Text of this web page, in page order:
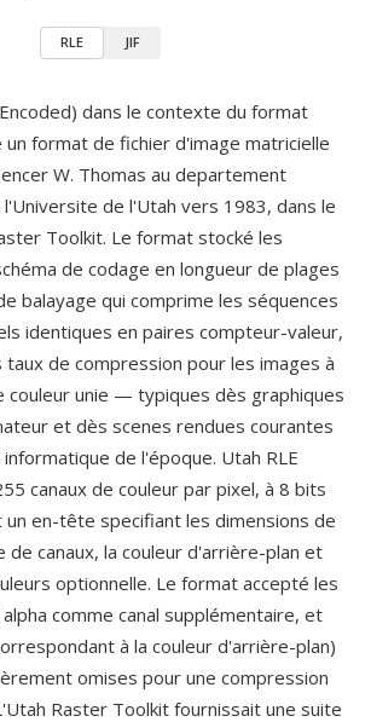
RLE JIF
dans le contexte du format
un format de fichier d'image matricielle
W. Thomas au departement
de l'Utah vers 1983, dans le
Toolkit. Le format stocké les
de codage en longueur de plages
balayage qui comprime les séquences
identiques en paires compteur-valeur,
de compression pour les images à
couleur unie — typiques dès graphiques
et dès scenes rendues courantes
de l'époque. Utah RLE
canaux de couleur par pixel, à 8 bits
un en-tête specifiant les dimensions de
de canaux, la couleur d'arrière-plan et
optionnelle. Le format accepté les
comme canal supplémentaire, et
à la couleur d'arrière-plan)
omises pour une compression
Raster Toolkit fournissait une suite